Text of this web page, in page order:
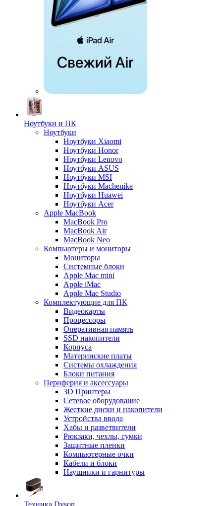
Ноутбуки и ПК
Ноутбуки
Ноутбуки Xiaomi
Ноутбуки Honor
Ноутбуки Lenovo
Ноутбуки ASUS
Ноутбуки MSI
Ноутбуки Machenike
Ноутбуки Huawei
Ноутбуки Acer
Apple MacBook
MacBook Pro
MacBook Air
MacBook Neo
Компьютеры и мониторы
Мониторы
Системные блоки
Apple Mac mini
Apple iMac
Apple Mac Studio
Комплектующие для ПК
Видеокарты
Процессоры
Оперативная память
SSD накопители
Корпуса
Материнские платы
Системы охлаждения
Блоки питания
Периферия и аксессуары
3D Принтеры
Сетевое оборудование
Жесткие диски и накопители
Устройства ввода
Хабы и разветвители
Рюкзаки, чехлы, сумки
Защитные пленки
Компьютерные очки
Кабели и блоки
Наушники и гарнитуры
Техника Dyson